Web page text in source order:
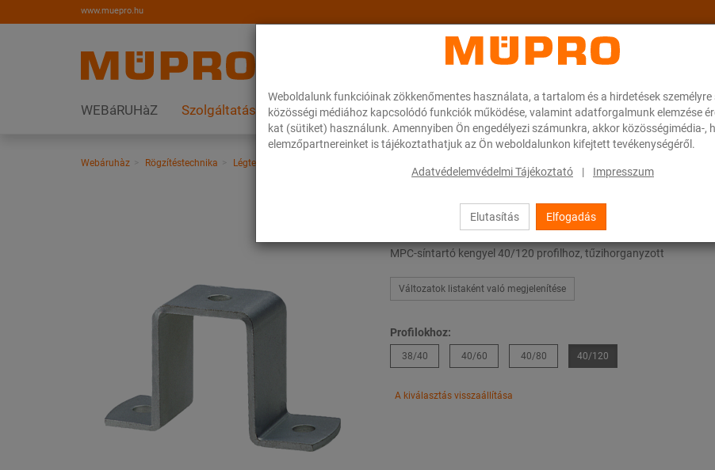
Weboldalunk funkcióinak zökkenőmentes használata, a tartalom és a hirdetések személyre
közösségi médiához kapcsolódó funkciók működése, valamint adatforgalmunk elemzése
kat (sütiket) használunk. Amennyiben Ön engedélyezi számunkra, akkor közösségimédia-,
elemzőpartnereinket is tájékoztathatjuk az Ön weboldalunkon kifejtett tevékenységéről.
Adatvédelemvédelmi Tájékoztató | Impresszum
Elutasítás Elfogadás
www.muepro.hu
WEBáRUHàZ Szolgáltatások Megoldások A MÜPRO-ról Karrier Downloads
Webáruhàz Rögzítéstechnika Légtechnika
MPC-síntartó kengyel
MPC-síntartó kengyel 40/120 profilhoz, tűzihorganyzott
Változatok listaként való megjelenítése
Profilokhoz:
38/40 40/60 40/80 40/120
A kiválasztás visszaállítása